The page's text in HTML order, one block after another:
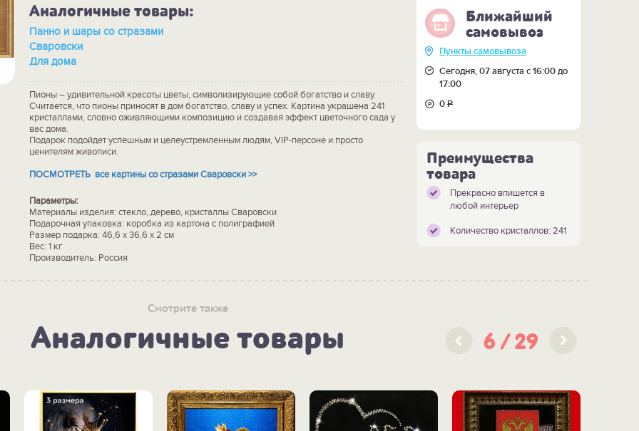
Аналогичные товары:
Панно и шары со стразами
Сваровски
Для дома
Пионы – удивительной красоты цветы, символизирующие собой богатство и славу.
Считается, что пионы приносят в дом богатство, славу и успех. Картина украшена 241
кристаллами, словно оживляющими композицию и создавая эффект цветочного сада у
вас дома.
Подарок подойдет успешным и целеустремленным людям, VIP-персоне и просто
ценителям живописи.
ПОСМОТРЕТЬ все картины со стразами Сваровски >>
Параметры:
Материалы изделия: стекло, дерево, кристаллы Сваровски
Подарочная упаковка: коробка из картона с полиграфией
Размер подарка: 46,6 х 36,6 х 2 см
Вес: 1 кг
Производитель: Россия
Ближайший
самовывоз
Пункты самовывоза
Сегодня, 07 августа с 16:00 до
17:00
0Р
Преимущества
товара
Прекрасно впишется в
любой интерьер
Количество кристаллов: 241
Смотрите также
Аналогичные товары 6 29